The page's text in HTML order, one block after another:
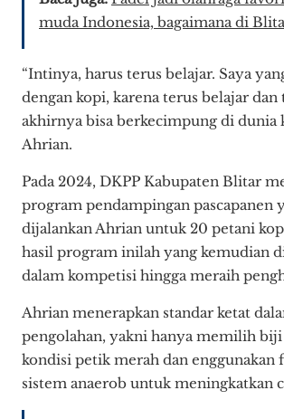
muda Indonesia, bagaimana di
“Intinya, harus terus belajar. Saya
dengan kopi, karena terus belajar dan
akhirnya bisa berkecimpung di dunia
Ahrian.
Pada 2024, DKPP Kabupaten Blitar
program pendampingan pascapanen
dijalankan Ahrian untuk 20 petani
hasil program inilah yang kemudian
dalam kompetisi hingga meraih
Ahrian menerapkan standar ketat
pengolahan, yakni hanya memilih
kondisi petik merah dan enggunakan
sistem anaerob untuk meningkatkan